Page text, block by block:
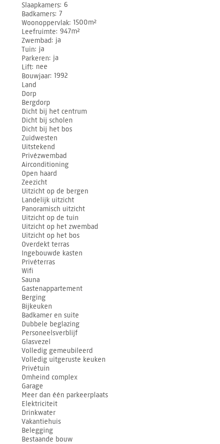
Slaapkamers 6
Badkamers 7
Woonoppervlak 1500m²
Leefruimte 947m²
Zwembad ja
Tuin ja
Parkeren ja
Lift nee
Bouwjaar 1992
Land
Dorp
Bergdorp
Dicht bij het centrum
Dicht bij scholen
Dicht bij het bos
Zuidwesten
Uitstekend
Privézwembad
Airconditioning
Open haard
Zeezicht
Uitzicht op de bergen
Landelijk uitzicht
Panoramisch uitzicht
Uitzicht op de tuin
Uitzicht op het zwembad
Uitzicht op het bos
Overdekt terras
Ingebouwde kasten
Privéterras
Wifi
Sauna
Gastenappartement
Berging
Bijkeuken
Badkamer en suite
Dubbele beglazing
Personeelsverblijf
Glasvezel
Volledig gemeubileerd
Volledig uitgeruste keuken
Privétuin
Omheind complex
Garage
Meer dan één parkeerplaats
Elektriciteit
Drinkwater
Vakantiehuis
Belegging
Bestaande bouw